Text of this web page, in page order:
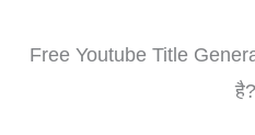
Free Youtube Title
है?